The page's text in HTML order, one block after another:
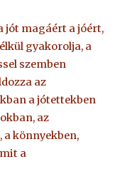
jót magáért a jóért,
gyakorolja, a
szemben
az
a jótettekben
az
a könnyekben,
a